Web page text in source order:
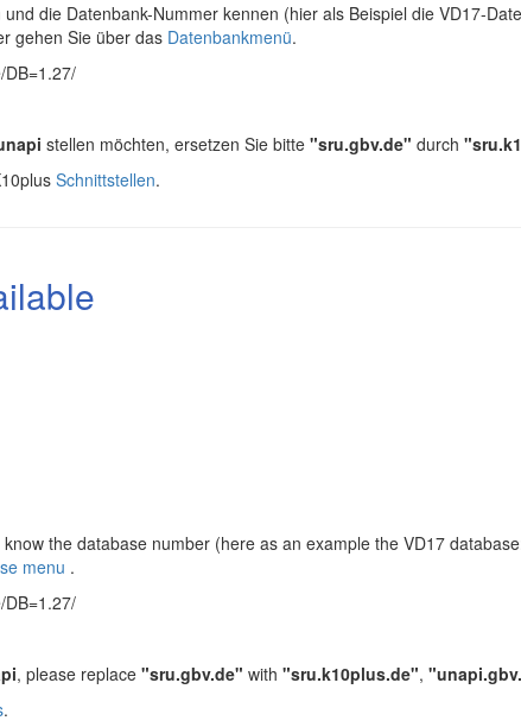
die Datenbank-Nummer kennen (hier als Beispiel die VD17-
gehen Sie über das Datenbankmenü.
DB=1.27/
stellen möchten, ersetzen Sie bitte "sru.gbv.de" durch
Schnittstellen.
the database number (here as an example the VD17
menu .
DB=1.27/
, please replace "sru.gbv.de" with "sru.k10plus.de",
.